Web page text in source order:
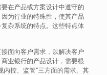
在产品或方案设计中遵守的
为行业的特殊性，使其产品
杂系统的特点。这些特点体
面向客户需求，以解决客户
业银行的产品设计，需要根
内控、监管”三方面的需求。其